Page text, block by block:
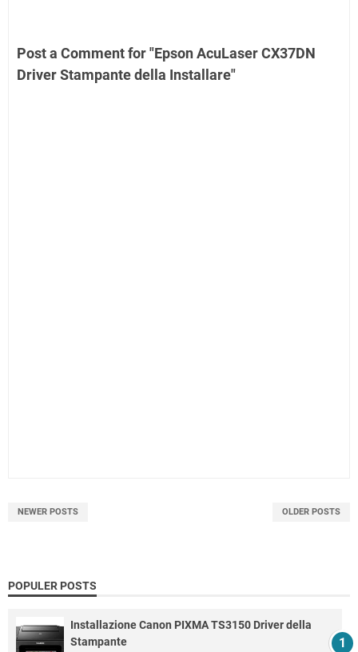
Post a Comment for "Epson AcuLaser CX37DN
Driver Stampante della Installare"
NEWER POSTS OLDER POSTS
POPULER POSTS
Installazione Canon PIXMA TS3150 Driver della
Stampante